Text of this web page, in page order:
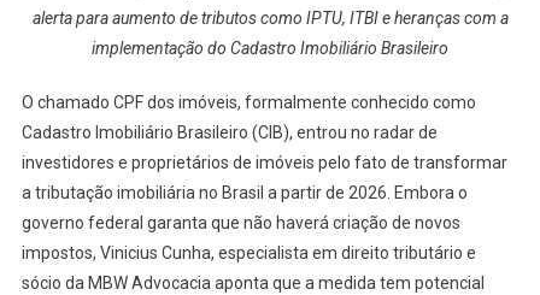
alerta para aumento de tributos como IPTU, ITBI e heranças com a
implementação do Cadastro Imobiliário Brasileiro
O chamado CPF dos imóveis, formalmente conhecido como
Cadastro Imobiliário Brasileiro (CIB), entrou no radar de
investidores e proprietários de imóveis pelo fato de transformar
a tributação imobiliária no Brasil a partir de 2026. Embora o
governo federal garanta que não haverá criação de novos
impostos, Vinicius Cunha, especialista em direito tributário e
sócio da MBW Advocacia aponta que a medida tem potencial